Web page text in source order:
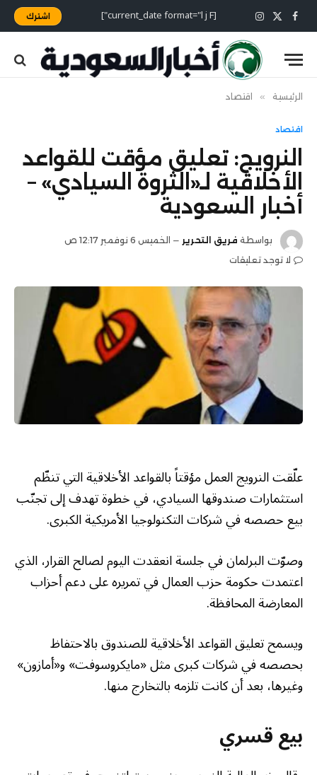
فيسبوك
X
(Twitter)
الانستغرام [current_date format="l j F"] اشترك
الرئيسية » اقتصاد
اقتصاد
النرويج: تعليق مؤقت للقواعد
الأخلاقية لـ«الثروة السيادي» –
أخبار السعودية
بواسطة فريق التحرير
الخميس 6 نوفمبر 12:17 ص
لا توجد تعليقات
علّقت النرويج العمل مؤقتاً بالقواعد الأخلاقية التي تنظّم
استثمارات صندوقها السيادي، في خطوة تهدف إلى تجنّب
بيع حصصه في شركات التكنولوجيا الأمريكية الكبرى.
وصوّت البرلمان في جلسة انعقدت اليوم لصالح القرار، الذي
اعتمدت حكومة حزب العمال في تمريره على دعم أحزاب
المعارضة المحافظة.
ويسمح تعليق القواعد الأخلاقية للصندوق بالاحتفاظ
بحصصه في شركات كبرى مثل «مايكروسوفت» و«أمازون»
وغيرها، بعد أن كانت تلزمه بالتخارج منها.
بيع قسري